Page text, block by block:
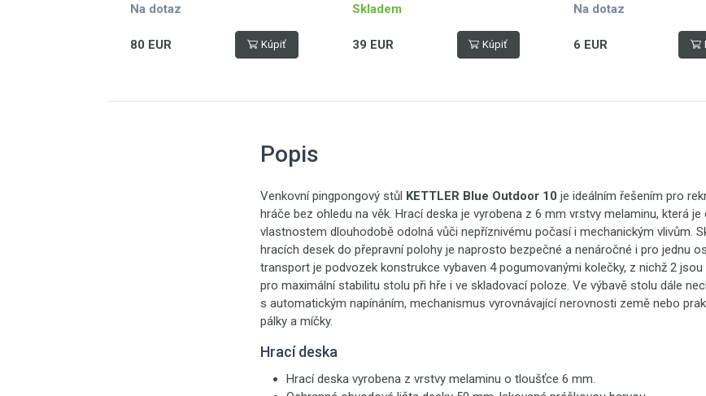
Na dotaz
80 EUR Kúpiť
Skladem
39 EUR Kúpiť
Na dotaz
6 EUR
Popis
Venkovní pingpongový stůl KETTLER Blue Outdoor 10 je ideálním řešením pro
hráče bez ohledu na věk. Hrací deska je vyrobena z 6 mm vrstvy melaminu, která je
vlastnostem dlouhodobě odolná vůči nepříznivému počasí i mechanickým vlivům.
hracích desek do přepravní polohy je naprosto bezpečné a nenáročné i pro jednu
transport je podvozek konstrukce vybaven 4 pogumovanými kolečky, z nichž 2
pro maximální stabilitu stolu při hře i ve skladovací poloze. Ve výbavě stolu dále
s automatickým napínáním, mechanismus vyrovnávající nerovnosti země nebo
pálky a míčky.
Hrací deska
Hrací deska vyrobena z vrstvy melaminu o tloušťce 6 mm.